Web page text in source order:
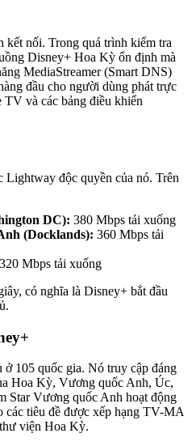
nối. Trong quá trình kiểm tra
Disney+ Hoa Kỳ ổn định mà
MediaStreamer (Smart DNS)
đầu cho người dùng phát trực
và các bảng điều khiển
Lightway độc quyền của nó. Trên
DC): 380 Mbps tải xuống
(Docklands): 360 Mbps tải
320 Mbps tải xuống
có nghĩa là Disney+ bắt đầu
105 quốc gia. Nó truy cập đáng
Hoa Kỳ, Vương quốc Anh, Úc,
Star Vương quốc Anh hoạt động
các tiêu đề được xếp hạng TV-MA
viện Hoa Kỳ.